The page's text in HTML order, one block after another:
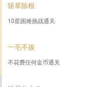
斩草除根
10星困难挑战通关
一毛不拔
不花费任何金币通关